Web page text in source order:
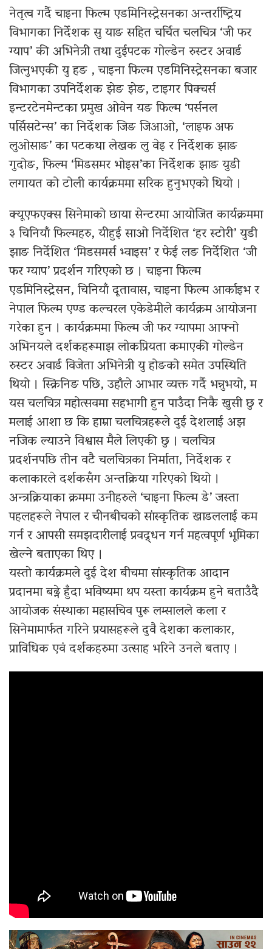
नेतृत्व गर्दै चाइना फिल्म एडमिनिस्ट्रेसनका अन्तर्राष्ट्रिय
विभागका निर्देशक सु याङ सहित चर्चित चलचित्र ‘जी फर
ग्याप’ की अभिनेत्री तथा दुईपटक गोल्डेन रुस्टर अवार्ड
जित्नुभएकी यु हङ , चाइना फिल्म एडमिनिस्ट्रेसनका बजार
विभागका उपनिर्देशक झेङ झेङ, टाइगर पिक्चर्स
इन्टरटेनमेन्टका प्रमुख ओवेन यङ फिल्म ‘पर्सनल
पर्सिसटेन्स’ का निर्देशक जिङ जिआओ, ‘लाइफ अफ
लुओसाङ’ का पटकथा लेखक लु वेइ र निर्देशक झाङ
गुदोङ, फिल्म ‘मिडसमर भोइस’का निर्देशक झाङ युडी
लगायत को टोली कार्यक्रममा सरिक हुनुभएको थियो ।
क्यूएफएक्स सिनेमाको छाया सेन्टरमा आयोजित कार्यक्रममा
३ चिनियाँ फिल्महरु, यीहुई साओ निर्देशित ‘हर स्टोरी’ युडी
झाङ निर्देशित ‘मिडसमर्स भ्वाइस’ र फेई लङ निर्देशित ‘जी
फर ग्याप’ प्रदर्शन गरिएको छ । चाइना फिल्म
एडमिनिस्ट्रेसन, चिनियाँ दूतावास, चाइना फिल्म आर्काइभ र
नेपाल फिल्म एण्ड कल्चरल एकेडेमीले कार्यक्रम आयोजना
गरेका हुन । कार्यक्रममा फिल्म जी फर ग्यापमा आफ्नो
अभिनयले दर्शकहरूमाझ लोकप्रियता कमाएकी गोल्डेन
रुस्टर अवार्ड विजेता अभिनेत्री यु होङको समेत उपस्थिति
थियो । स्क्रिनिङ पछि, उहाँले आभार व्यक्त गर्दै भन्नुभयो, म
यस चलचित्र महोत्सवमा सहभागी हुन पाउँदा निकै खुसी छु र
मलाई आशा छ कि हाम्रा चलचित्रहरूले दुई देशलाई अझ
नजिक ल्याउने विश्वास मैले लिएकी छु । चलचित्र
प्रदर्शनपछि तीन वटै चलचित्रका निर्माता, निर्देशक र
कलाकारले दर्शकसँग अन्तक्रिया गरिएको थियो ।
अन्त्रक्रियाका क्रममा उनीहरुले ‘चाइना फिल्म डे’ जस्ता
पहलहरूले नेपाल र चीनबीचको सांस्कृतिक खाडललाई कम
गर्न र आपसी समझदारीलाई प्रवद्र्धन गर्न महत्वपूर्ण भूमिका
खेल्ने बताएका थिए ।
यस्ताे कार्यक्रमले दुई देश बीचमा सांस्कृतिक आदान
प्रदानमा बढ्ने हुँदा भविष्यमा थप यस्ता कार्यक्रम हुने बताउँदै
आयाेजक संस्थाका महासचिव पुरू लम्सालले कला र
सिनेमामार्फत गरिने प्रयासहरूले दुवै देशका कलाकार,
प्राविधिक एवं दर्शकहरुमा उत्साह भरिने उनले बताए ।